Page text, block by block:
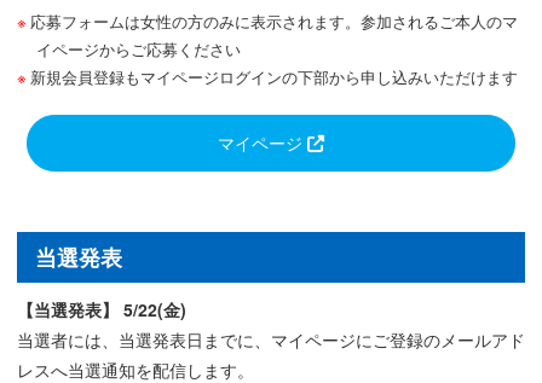
応募フォームは女性の方のみに表示されます。参加されるご本人のマ
イページからご応募ください
新規会員登録もマイページログインの下部から申し込みいただけます
マイページ
当選発表
【当選発表】 5/22(金)
当選者には、当選発表日までに、マイページにご登録のメールアド
レスへ当選通知を配信します。